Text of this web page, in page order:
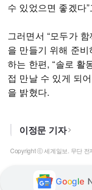
수 있었으면 좋겠다
그러면서 “모두가
을 만들기 위해 준
하는 한편, “솔로 활
접 만날 수 있게 되
을 밝혔다.
이정문 기자
Copyright ⓒ 세계일보. 무단 전
Google